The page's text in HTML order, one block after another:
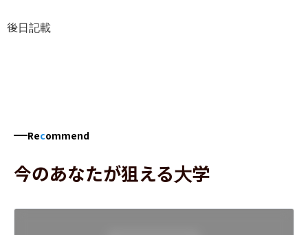
後日記載
Recommend
今のあなたが狙える大学